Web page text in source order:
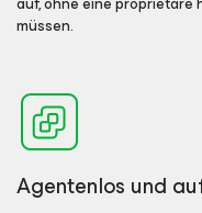
müssen.
Agentenlos und